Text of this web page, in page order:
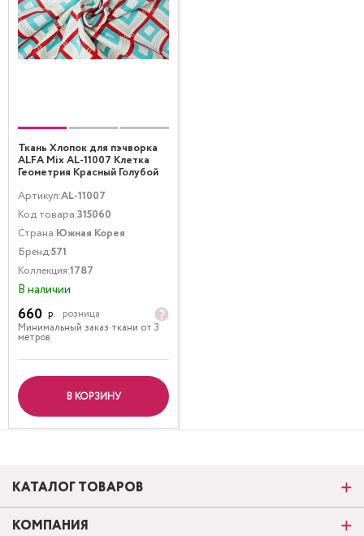
Ткань Хлопок для пэчворка
ALFA Mix AL-11007 Клетка
Геометрия Красный Голубой
Артикул:AL-11007
Код товара:315060
Страна:Южная Корея
Бренд:571
Коллекция:1787
В наличии
660 р.
розница
Минимальный заказ ткани от 3
метров
В КОРЗИНУ
КАТАЛОГ ТОВАРОВ
КОМПАНИЯ